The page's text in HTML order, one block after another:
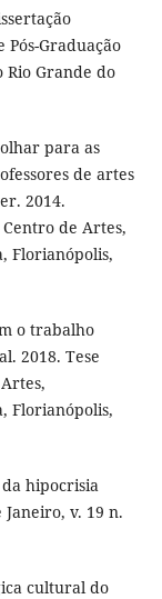
Pós-Graduação
Rio Grande do
para as
de artes
2014.
de Artes,
Florianópolis,
o trabalho
2018. Tese
Florianópolis,
hipocrisia
v. 19 n.
cultural do